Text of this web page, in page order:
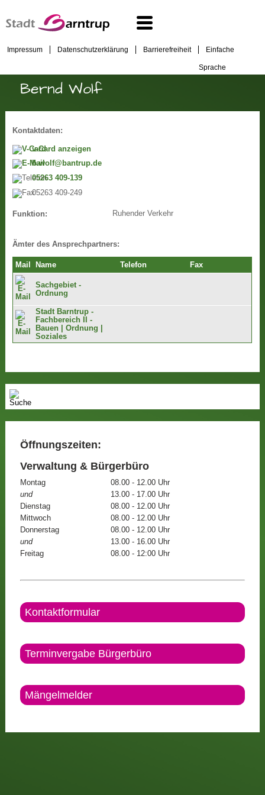
Impressum Datenschutzerklärung Barrierefreiheit Einfache
Sprache
Bernd Wolf
Kontaktdaten:
v-Card anzeigen
b.wolf@bantrup.de
05263 409-139
05263 409-249
Funktion: Ruhender Verkehr
Ämter des Ansprechpartners:
Mail Name Telefon Fax
Sachgebiet -
Ordnung
Stadt Barntrup -
Fachbereich II -
Bauen | Ordnung |
Soziales
Öffnungszeiten:
Verwaltung & Bürgerbüro
Montag
08.00 - 12.00 Uhr
und
13.00 - 17.00 Uhr
Dienstag
08.00 - 12.00 Uhr
Mittwoch
08.00 - 12.00 Uhr
Donnerstag
08.00 - 12.00 Uhr
und
13.00 - 16.00 Uhr
Freitag
08.00 - 12:00 Uhr
Kontaktformular
Terminvergabe Bürgerbüro
Mängelmelder